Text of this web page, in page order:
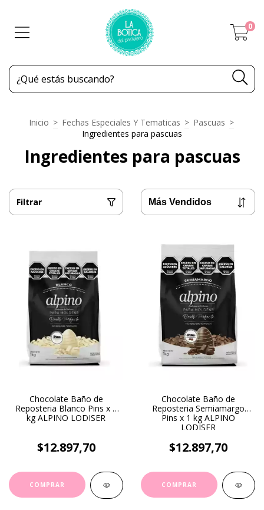
0
Inicio > Fechas Especiales Y Tematicas > Pascuas >
Ingredientes para pascuas
Ingredientes para pascuas
Filtrar
Chocolate Baño de
Reposteria Blanco Pins x 1
kg ALPINO LODISER
$12.897,70
Chocolate Baño de
Reposteria Semiamargo
Pins x 1 kg ALPINO
LODISER
$12.897,70